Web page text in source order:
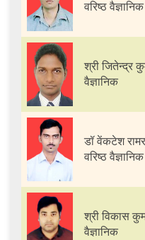
वरिष्ठ वैज्ञानिक
श्री जितेन्द्र
वैज्ञानिक
डॉ वेंकटेश
वरिष्ठ वैज्ञानिक
श्री विकास
वैज्ञानिक